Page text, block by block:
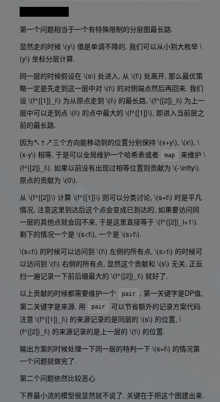
第一个问题相当于一个有特殊限制的分层图最长路.
显然走的时候 \(y\) 值是单调不降的, 我们可以从小到大枚举 \
(y\) 坐标分层计算.
同一层的时候假设在 \(s\) 处进入, 从 \(t\) 处离开, 那么最优策
略一定是先走到这一层中对 \(t\) 的对侧端点然后再回来. 我们
设 \(f^{[1]}_i\) 为从原点走到 \(i\) 的最长路, \(f^{[2]}_i\) 为上一
层中可以走到点 \(i\) 的点中最大的 \(f^{[1]}\), 即进入当前层之
前的最长路.
因为↖↑↗三个方向能移动到的位置分别保持 \(x+y\), \(x\), \
(x-y\) 相等, 于是可以全局维护一个哈希表或者 map 来维护 \
(f^{[2]}_i\). 如果以前没有出现过相等位置则贡献为 \(-\infty\).
原点的贡献为 \(0\).
从 \(f^{[2]}\) 计算 \(f^{[1]}\) 则可以分类讨论, \(s=t\) 时是平凡
情况, 注意这里到达后这个点会变成已到达的, 如果要访问同
一层的其他点就会回不来, 于是这里直接等于 \(f^{[2]}_i+1\).
剩下的情况一个是 \(s<t\), 一个是 \(s>t\).
\(s<t\) 的时候可以访问到 \(t\) 左侧的所有点, \(s>t\) 的时候可
以访问到 \(t\) 右侧的所有点, 显然这个贡献和 \(s\) 无关, 正反
扫一遍记录一下前后缀最大的 \(f^{[2]}_i\) 就好了.
以上贡献的时候都需要维护一个
pair
, 第一关键字是DP值,
第二关键字是来源. 用
pair
可以节省额外的记录方案代码.
注意 \(f^{[1]}_i\) 的来源记录的是同层的 \(s\) 的位置, \
(f^{[2]}_i\) 的来源记录的是上一层的 \(t\) 的位置.
输出方案的时候处理一下同一层的特判一下 \(s=t\) 的情况第
一个问题就做完了.
第二个问题依然比较恶心
下界最小流的模型很显然就不说了. 关键在于把这个图建出来.